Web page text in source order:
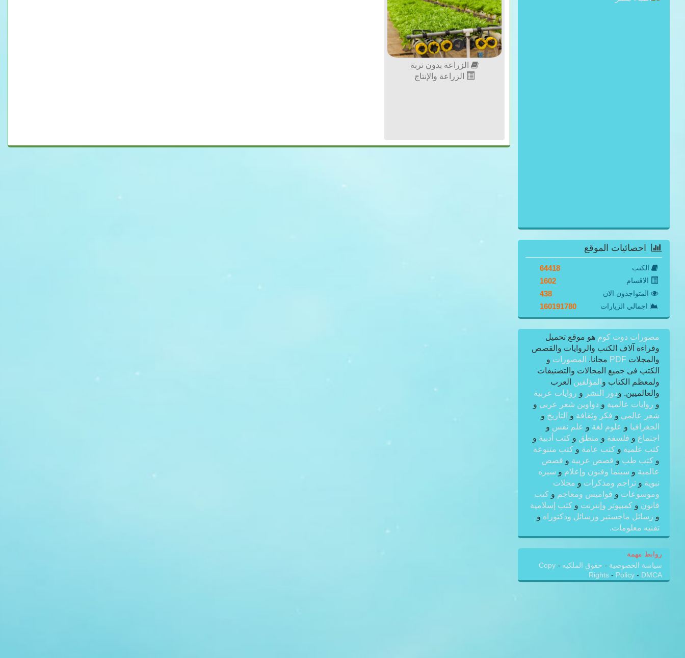
الزراعة بدون تربة
الزراعة والإنتاج
احصائيات الموقع
الكتب 64418
الاقسام 1602
المتواجدون الان 438
اجمالي الزيارات 160191780
مصورات دوت كوم هو موقع تحميل
وقراءة آلاف الكتب والروايات والقصص
والمجلات PDF مجانا. المصورات و
الكتب فى جميع المجالات والتصنيفات
ولمعظم الكتاب و المؤلفين العرب
والعالميين. ودور النشر و روايات عربية
و روايات عالمية و دواوين شعر عربى و
شعر عالمى و فكر وثقافة و التاريخ و
الجغرافيا و علوم لغة و علم نفس و
اجتماع و فلسفة و منطق و كتب أدبية و
كتب علمية و كتب عامة و كتب متنوعة
و كتب طب و قصص عربية و قصص
عالمية و سينما وفنون وإعلام و سيره
نبوية و تراجم ومذكرات و مجلات
وموسوعات و قواميس ومعاجم و كتب
قانون و كمبيوتر وإنترنت و كتب إسلامية
و رسائل ماجستير ورسائل ودكتوراه و
تقنيه معلومات.
روابط مهمة
سياسة الخصوصية - حقوق الملكيه -
Copy
Rights - Policy - DMCA